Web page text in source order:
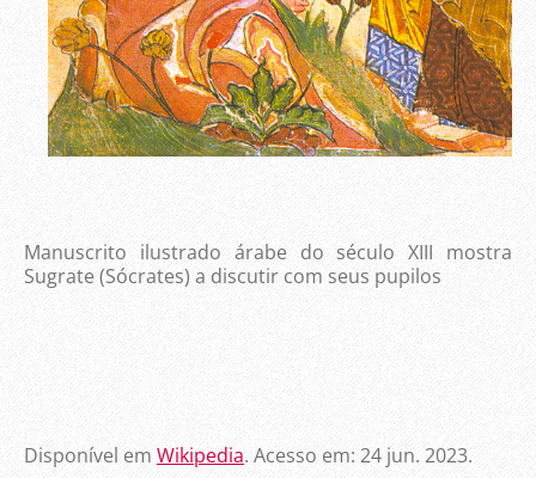
Manuscrito ilustrado árabe do século XIII mostra
Sugrate (Sócrates) a discutir com seus pupilos
Disponível em Wikipedia. Acesso em: 24 jun. 2023.